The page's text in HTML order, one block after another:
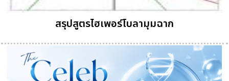
สรุปสูตรไฮเพอร์โบลามุมฉาก